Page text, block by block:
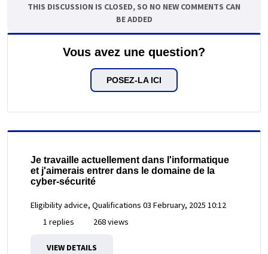
THIS DISCUSSION IS CLOSED, SO NO NEW COMMENTS CAN
BE ADDED
Vous avez une question?
POSEZ-LA ICI
Je travaille actuellement dans l'informatique
et j'aimerais entrer dans le domaine de la
cyber-sécurité
Eligibility advice, Qualifications 03 February, 2025 10:12
1 replies
268 views
VIEW DETAILS